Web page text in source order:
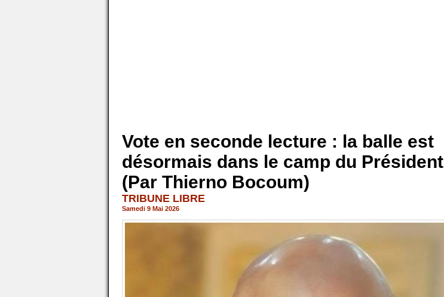
Vote en seconde lecture : la balle est
désormais dans le camp du Président
(Par Thierno Bocoum)
TRIBUNE LIBRE
Samedi 9 Mai 2026